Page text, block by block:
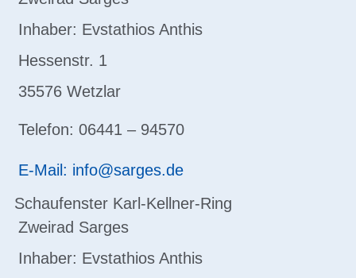
Inhaber: Evstathios Anthis
Hessenstr. 1
35576 Wetzlar
Telefon: 06441 – 94570
E-Mail: info@sarges.de
Schaufenster Karl-Kellner-Ring
Zweirad Sarges
Inhaber: Evstathios Anthis